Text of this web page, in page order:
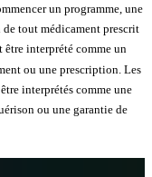
un programme, une
tout médicament prescrit
être interprété comme un
ou une prescription. Les
interprétés comme une
ou une garantie de